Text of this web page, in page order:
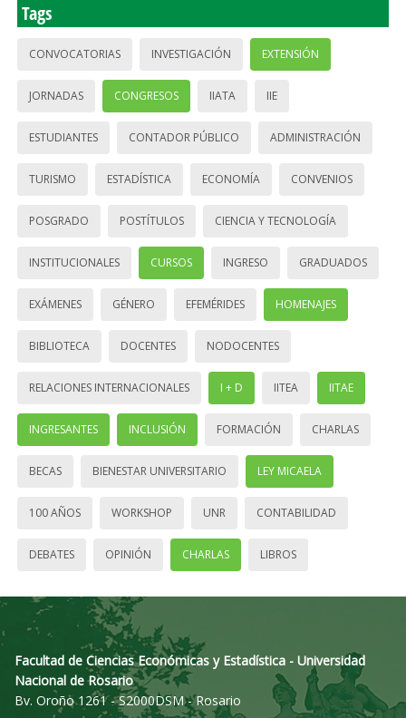
Tags
CONVOCATORIAS INVESTIGACIÓN EXTENSIÓN
JORNADAS CONGRESOS IIATA IIE
ESTUDIANTES CONTADOR PÚBLICO ADMINISTRACIÓN
TURISMO ESTADÍSTICA ECONOMÍA CONVENIOS
POSGRADO POSTÍTULOS CIENCIA Y TECNOLOGÍA
INSTITUCIONALES CURSOS INGRESO GRADUADOS
EXÁMENES GÉNERO EFEMÉRIDES HOMENAJES
BIBLIOTECA DOCENTES NODOCENTES
RELACIONES INTERNACIONALES I + D IITEA IITAE
INGRESANTES INCLUSIÓN FORMACIÓN CHARLAS
BECAS BIENESTAR UNIVERSITARIO LEY MICAELA
100 AÑOS WORKSHOP UNR CONTABILIDAD
DEBATES OPINIÓN CHARLAS LIBROS
Facultad de Ciencias Económicas y Estadística - Universidad
Nacional de Rosario
Bv. Oroño 1261 - S2000DSM - Rosario